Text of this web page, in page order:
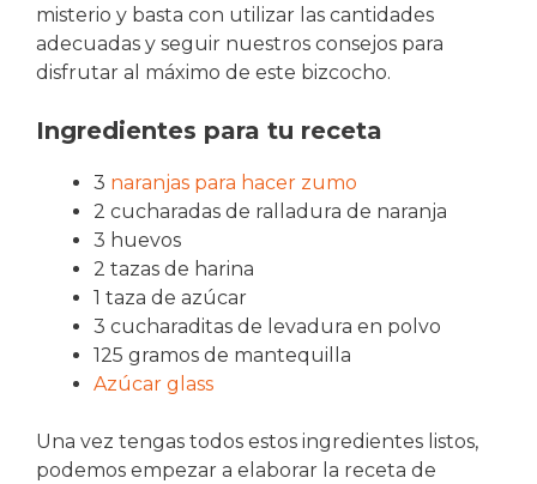
misterio y basta con utilizar las cantidades
adecuadas y seguir nuestros consejos para
disfrutar al máximo de este bizcocho.
Ingredientes para tu receta
3 naranjas para hacer zumo
2 cucharadas de ralladura de naranja
3 huevos
2 tazas de harina
1 taza de azúcar
3 cucharaditas de levadura en polvo
125 gramos de mantequilla
Azúcar glass
Una vez tengas todos estos ingredientes listos,
podemos empezar a elaborar la receta de